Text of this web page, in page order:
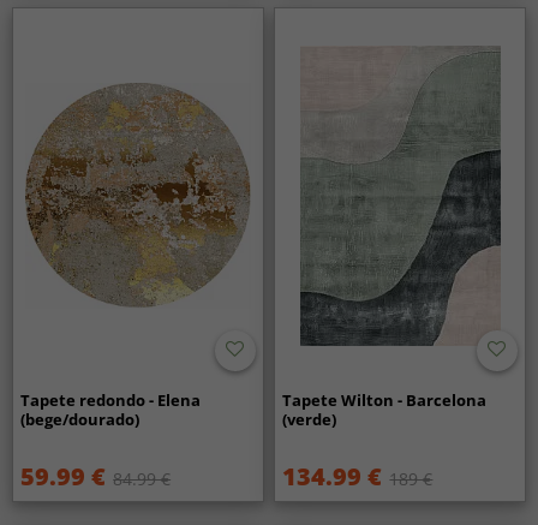
Tapete redondo - Elena
(bege/dourado)
59.99 € 84.99 €
Tapete Wilton - Barcelona
(verde)
134.99 € 189 €